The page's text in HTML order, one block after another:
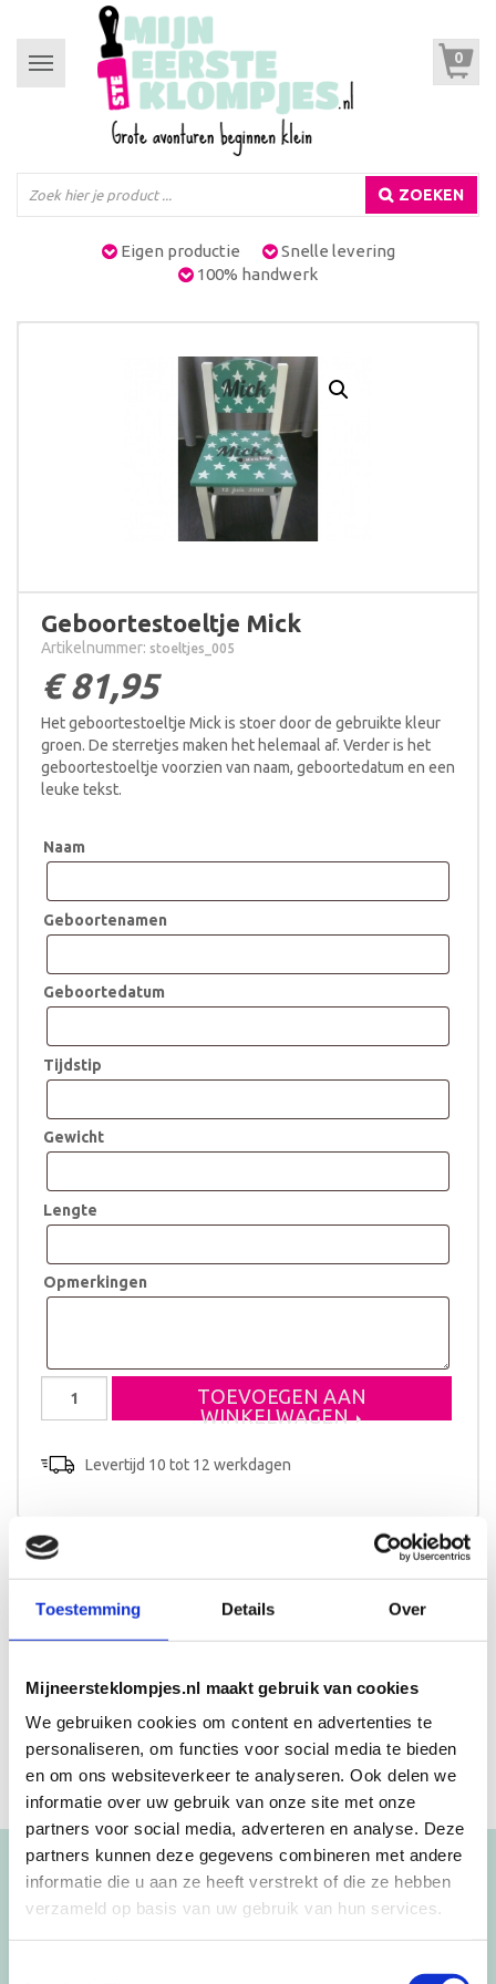
Toestemming Details Over
Mijneersteklompjes.nl maakt gebruik van cookies
We gebruiken cookies om content en advertenties te
personaliseren, om functies voor social media te bieden
en om ons websiteverkeer te analyseren. Ook delen we
informatie over uw gebruik van onze site met onze
partners voor social media, adverteren en analyse. Deze
partners kunnen deze gegevens combineren met andere
informatie die u aan ze heeft verstrekt of die ze hebben
verzameld op basis van uw gebruik van hun services.
Toggle
navigation
0
ZOEKEN
Eigen productie
Snelle levering
100% handwerk
Geboortestoeltje Mick
Artikelnummer: stoeltjes_005
€81,95
Het geboortestoeltje Mick is stoer door de gebruikte kleur
groen. De sterretjes maken het helemaal af. Verder is het
geboortestoeltje voorzien van naam, geboortedatum en een
leuke tekst.
Naam
Geboortenamen
Geboortedatum
Tijdstip
Gewicht
Lengte
Opmerkingen
TOEVOEGEN AAN
WINKELWAGEN
Levertijd 10 tot 12 werkdagen
Beschrijving
Blijf op de hoogte!
NIEUWSBRIEF